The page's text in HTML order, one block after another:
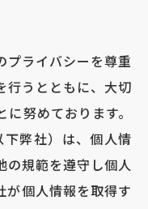
プライバシーを尊重
行うとともに、大切
努めております。
弊社）は、個人情
の規範を遵守し個人
が個人情報を取得す